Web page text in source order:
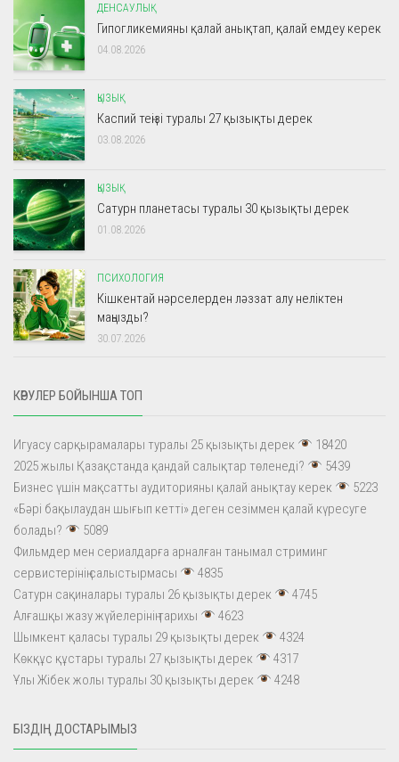
ДЕНСАУЛЫҚ
Гипогликемияны қалай анықтап, қалай емдеу керек
04.08.2026
ҚЫЗЫҚ
Каспий теңізі туралы 27 қызықты дерек
03.08.2026
ҚЫЗЫҚ
Сатурн планетасы туралы 30 қызықты дерек
01.08.2026
ПСИХОЛОГИЯ
Кішкентай нәрселерден ләззат алу неліктен
маңызды?
30.07.2026
КӨРУЛЕР БОЙЫНША ТОП
Игуасу сарқырамалары туралы 25 қызықты дерек
18420
2025 жылы Қазақстанда қандай салықтар төленеді?
5439
Бизнес үшін мақсатты аудиторияны қалай анықтау керек
5223
«Бәрі бақылаудан шығып кетті» деген сезіммен қалай күресуге
болады?
5089
Фильмдер мен сериалдарға арналған танымал стриминг
сервистерінің салыстырмасы
4835
Сатурн сақиналары туралы 26 қызықты дерек
4745
Алғашқы жазу жүйелерінің тарихы
4623
Шымкент қаласы туралы 29 қызықты дерек
4324
Көкқұс құстары туралы 27 қызықты дерек
4317
Ұлы Жібек жолы туралы 30 қызықты дерек
4248
БІЗДІҢ ДОСТАРЫМЫЗ